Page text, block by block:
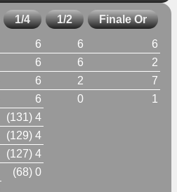
1/4 1/2 Finale Or
6 6
6
6 6
2
6 2
7
6 0
1
(131) 4
(129) 4
(127) 4
(68) 0